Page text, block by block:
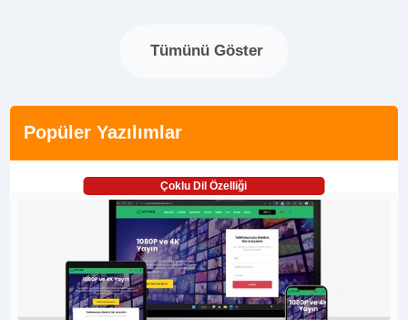
Tümünü Göster
Popüler Yazılımlar
Çoklu Dil Özelliği